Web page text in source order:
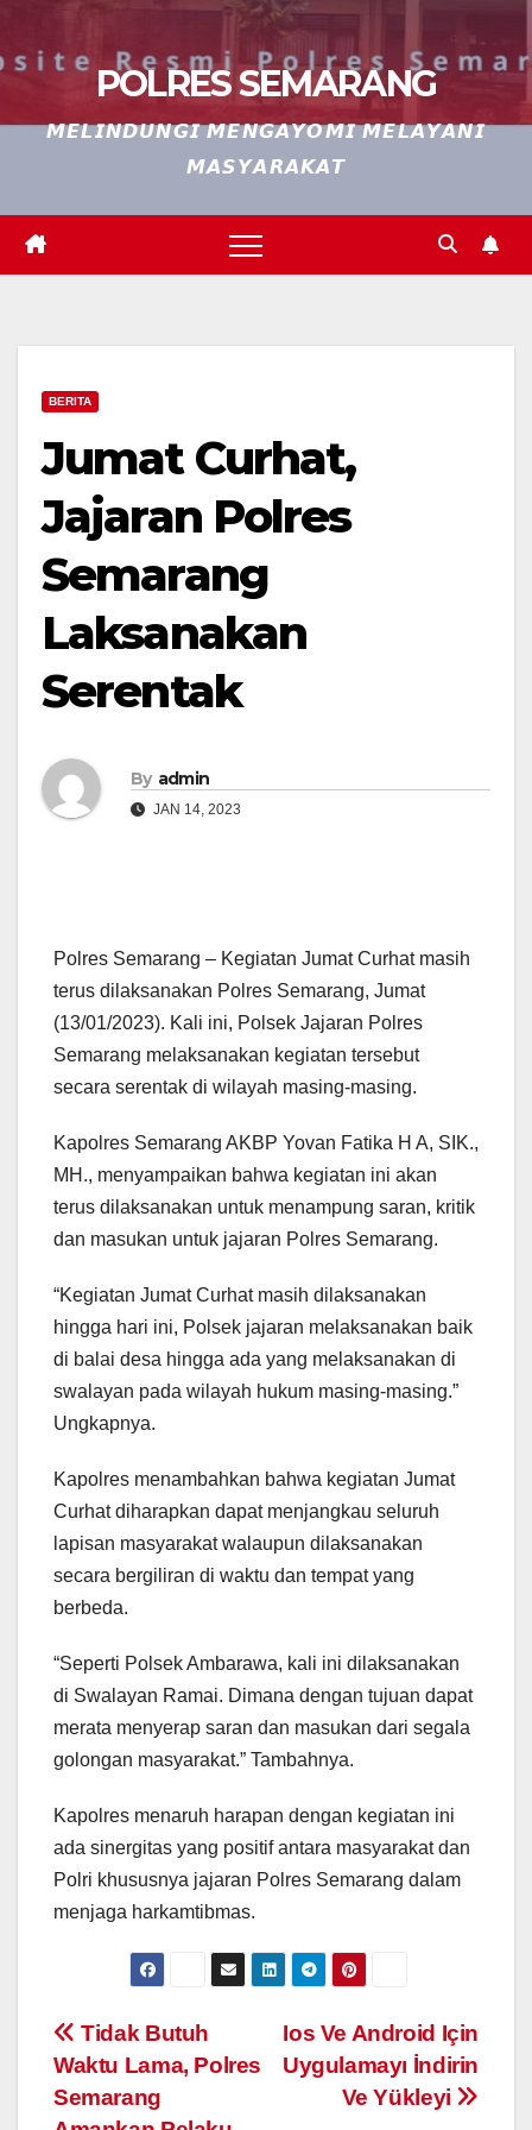
POLRES SEMARANG
𝙈𝙀𝙇𝙄𝙉𝘿𝙐𝙉𝙂𝙄 𝙈𝙀𝙉𝙂𝘼𝙔𝙊𝙈𝙄 𝙈𝙀𝙇𝘼𝙔𝘼𝙉𝙄
𝙈𝘼𝙎𝙔𝘼𝙍𝘼𝙆𝘼𝙏
BERITA
Jumat Curhat,
Jajaran Polres
Semarang
Laksanakan
Serentak
By admin
JAN 14, 2023
Polres Semarang – Kegiatan Jumat Curhat masih
terus dilaksanakan Polres Semarang, Jumat
(13/01/2023). Kali ini, Polsek Jajaran Polres
Semarang melaksanakan kegiatan tersebut
secara serentak di wilayah masing-masing.
Kapolres Semarang AKBP Yovan Fatika H A, SIK.,
MH., menyampaikan bahwa kegiatan ini akan
terus dilaksanakan untuk menampung saran, kritik
dan masukan untuk jajaran Polres Semarang.
“Kegiatan Jumat Curhat masih dilaksanakan
hingga hari ini, Polsek jajaran melaksanakan baik
di balai desa hingga ada yang melaksanakan di
swalayan pada wilayah hukum masing-masing.”
Ungkapnya.
Kapolres menambahkan bahwa kegiatan Jumat
Curhat diharapkan dapat menjangkau seluruh
lapisan masyarakat walaupun dilaksanakan
secara bergiliran di waktu dan tempat yang
berbeda.
“Seperti Polsek Ambarawa, kali ini dilaksanakan
di Swalayan Ramai. Dimana dengan tujuan dapat
merata menyerap saran dan masukan dari segala
golongan masyarakat.” Tambahnya.
Kapolres menaruh harapan dengan kegiatan ini
ada sinergitas yang positif antara masyarakat dan
Polri khususnya jajaran Polres Semarang dalam
menjaga harkamtibmas.
Post
navigation
Ios Ve Android Için
Uygulamayı İndirin
Ve Yükleyi
Tidak Butuh
Waktu Lama, Polres
Semarang